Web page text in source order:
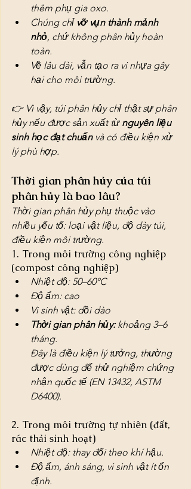
thêm phụ gia oxo.
Chúng chỉ vỡ vụn thành mảnh
nhỏ, chứ không phân hủy hoàn
toàn.
Về lâu dài, vẫn tạo ra vi nhựa gây
hại cho môi trường.
👉 Vì vậy, túi phân hủy chỉ thật sự phân
hủy nếu được sản xuất từ nguyên liệu
sinh học đạt chuẩn và có điều kiện xử
lý phù hợp.
Thời gian phân hủy của túi
phân hủy là bao lâu?
Thời gian phân hủy phụ thuộc vào
nhiều yếu tố: loại vật liệu, độ dày túi,
điều kiện môi trường.
1. Trong môi trường công nghiệp
(compost công nghiệp)
Nhiệt độ: 50–60°C
Độ ẩm: cao
Vi sinh vật: dồi dào
Thời gian phân hủy: khoảng 3–6
tháng.
Đây là điều kiện lý tưởng, thường
được dùng để thử nghiệm chứng
nhận quốc tế (EN 13432, ASTM
D6400).
2. Trong môi trường tự nhiên (đất,
rác thải sinh hoạt)
Nhiệt độ: thay đổi theo khí hậu.
Độ ẩm, ánh sáng, vi sinh vật ít ổn
định.